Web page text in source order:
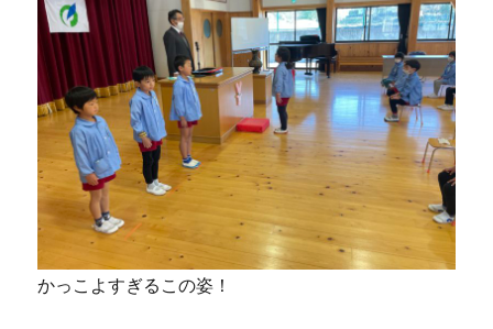
かっこよすぎるこの姿！